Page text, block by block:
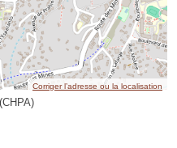
Corriger l’adresse ou la localisation